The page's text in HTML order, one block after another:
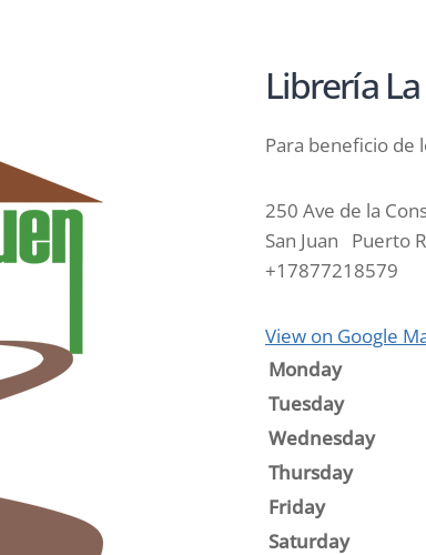
Librería
Para beneficio de
250 Ave de la
San Juan
Puerto
+17877218579
View on Google
Monday
Tuesday
Wednesday
Thursday
Friday
Saturday